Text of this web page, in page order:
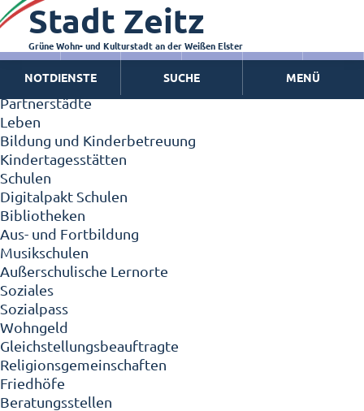
Zeitz - Die Kleinstadt
Willkommen in Zeitz!
Interview mit Oberbürgermeister Christian Thieme
Zeitz - Stadt der Zukunft
Ortschaften
Partnerstädte
Leben
Bildung und Kinderbetreuung
Kindertagesstätten
Schulen
Digitalpakt Schulen
Bibliotheken
Aus- und Fortbildung
Musikschulen
Außerschulische Lernorte
Soziales
Sozialpass
Wohngeld
Gleichstellungsbeauftragte
Religionsgemeinschaften
Friedhöfe
Beratungsstellen
Stadt Zeitz
Grüne Wohn- und Kulturstadt an der Weißen Elster
NOTDIENSTE SUCHE MENÜ